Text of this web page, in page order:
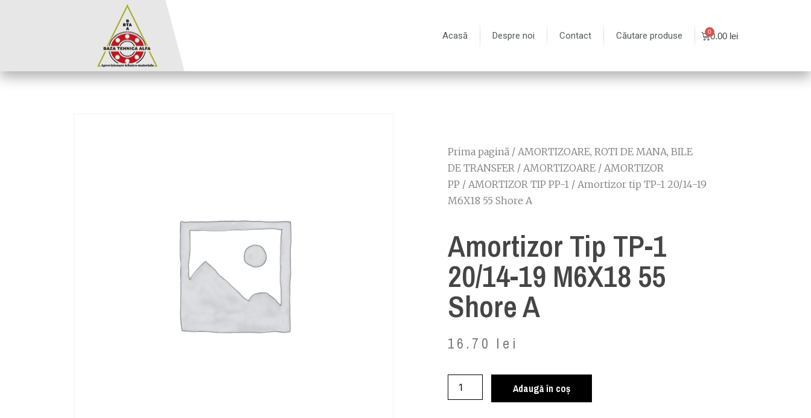
Acasă Despre noi Contact Căutare produse 0.00 lei
Prima pagină / AMORTIZOARE, ROTI DE MANA, BILE
DE TRANSFER / AMORTIZOARE / AMORTIZOR
PP / AMORTIZOR TIP PP-1 / Amortizor tip TP-1 20/14-19
M6X18 55 Shore A
Amortizor Tip TP-1
20/14-19 M6X18 55
Shore A
16.70 lei
Adaugă în coș